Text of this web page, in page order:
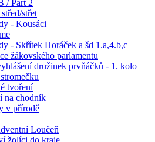
/ Part 2
střet
- Kousáci
- Skřítek Horáček a šd 1.a,4.b,c
žákovského parlamentu
družinek prvňáčků - 1. kolo
tvoření
na chodník
v přírodě
Loučeň